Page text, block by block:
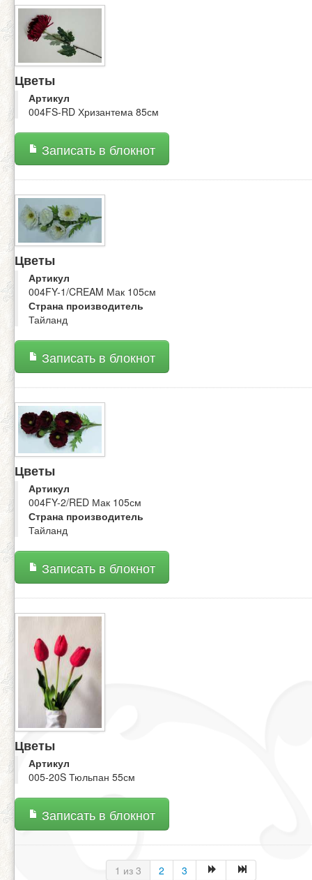
Цветы
Артикул
004FS-RD Хризантема 85см
Записать в блокнот
Цветы
Артикул
004FY-1/CREAM Мак 105см
Страна производитель
Тайланд
Записать в блокнот
Цветы
Артикул
004FY-2/RED Мак 105см
Страна производитель
Тайланд
Записать в блокнот
Цветы
Артикул
005-20S Тюльпан 55см
Записать в блокнот
1 из 3 2 3